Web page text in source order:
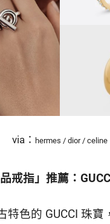
度
via： hermes / dior / celine
戒指」推薦：GUCCI
特色的 GUCCI 珠寶